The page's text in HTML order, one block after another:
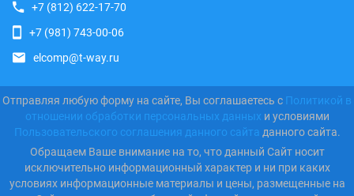
+7 (812) 622-17-70
+7 (981) 743-00-06
elcomp@t-way.ru
Отправляя любую форму на сайте, Вы соглашаетесь с Политикой в
отношении обработки персональных данных и условиями
Пользовательского соглашения данного сайта данного сайта.
Обращаем Ваше внимание на то, что данный Сайт носит
исключительно информационный характер и ни при каких
условиях информационные материалы и цены, размещенные на